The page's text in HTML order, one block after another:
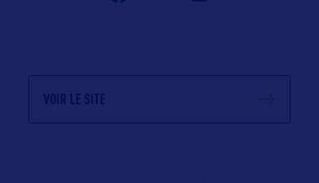
VOIR LE SITE